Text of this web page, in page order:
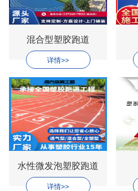
混合型塑胶跑道
详情>>
水性微发泡塑胶跑道
详情>>